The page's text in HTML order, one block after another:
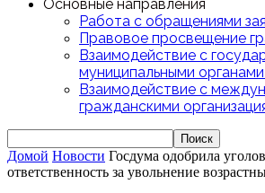
Основные направления
Работа с обращениями
Правовое просвещение
Взаимодействие с
муниципальными
Взаимодействие с
гражданскими
Домой Новости Госдума одобрила
ответственность за увольнение